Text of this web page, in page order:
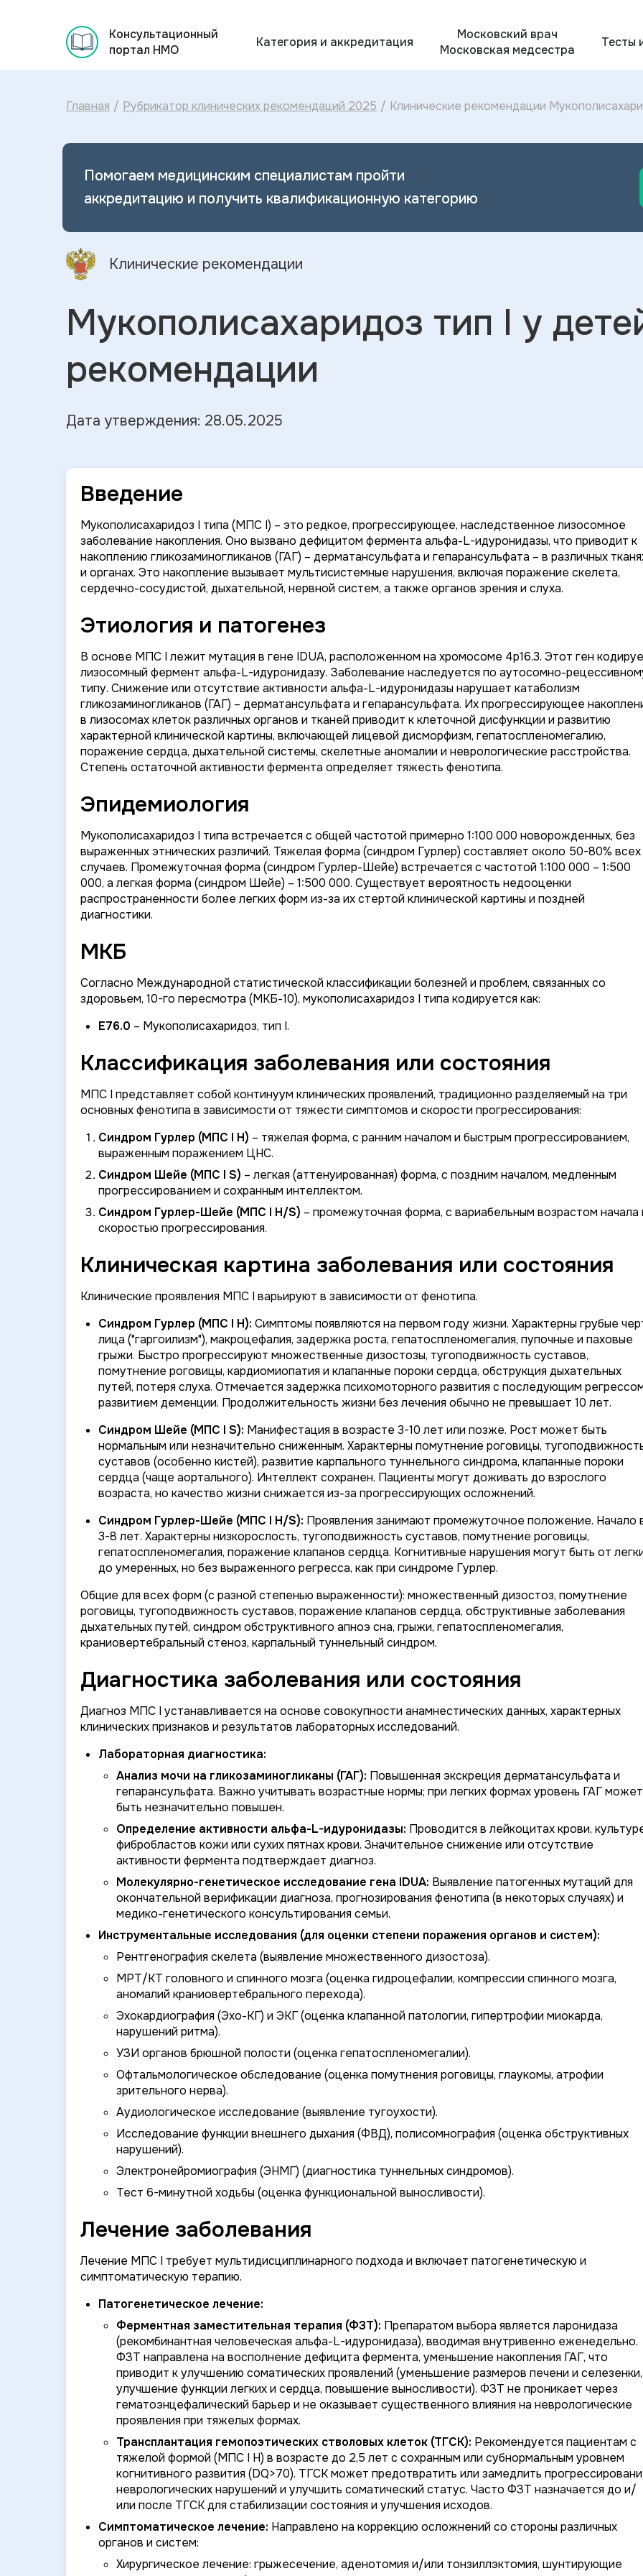
Консультационный
портал НМО
Категория и аккредитация
Московский врач
Московская медсестра
Тесты
Главная / Рубрикатор клинических рекомендаций 2025 / Клинические рекомендации
Помогаем медицинским специалистам пройти
аккредитацию и получить квалификационную категорию
Клинические рекомендации
Мукополисахаридоз тип I у
рекомендации
Дата утверждения: 28.05.2025
Введение
Мукополисахаридоз I типа (МПС I) – это редкое, прогрессирующее, наследственное лизосомное
заболевание накопления. Оно вызвано дефицитом фермента альфа-L-идуронидазы, что приводит к
накоплению гликозаминогликанов (ГАГ) – дерматансульфата и гепарансульфата – в различных
и органах. Это накопление вызывает мультисистемные нарушения, включая поражение скелета,
сердечно-сосудистой, дыхательной, нервной систем, а также органов зрения и слуха.
Этиология и патогенез
В основе МПС I лежит мутация в гене IDUA, расположенном на хромосоме 4p16.3. Этот ген
лизосомный фермент альфа-L-идуронидазу. Заболевание наследуется по аутосомно-
типу. Снижение или отсутствие активности альфа-L-идуронидазы нарушает катаболизм
гликозаминогликанов (ГАГ) – дерматансульфата и гепарансульфата. Их прогрессирующее
в лизосомах клеток различных органов и тканей приводит к клеточной дисфункции и развитию
характерной клинической картины, включающей лицевой дисморфизм, гепатоспленомегалию,
поражение сердца, дыхательной системы, скелетные аномалии и неврологические расстройства.
Степень остаточной активности фермента определяет тяжесть фенотипа.
Эпидемиология
Мукополисахаридоз I типа встречается с общей частотой примерно 1:100 000 новорожденных, без
выраженных этнических различий. Тяжелая форма (синдром Гурлер) составляет около 50-80% всех
случаев. Промежуточная форма (синдром Гурлер-Шейе) встречается с частотой 1:100 000 – 1:500
000, а легкая форма (синдром Шейе) – 1:500 000. Существует вероятность недооценки
распространенности более легких форм из-за их стертой клинической картины и поздней
диагностики.
МКБ
Согласно Международной статистической классификации болезней и проблем, связанных со
здоровьем, 10-го пересмотра (МКБ-10), мукополисахаридоз I типа кодируется как:
E76.0 – Мукополисахаридоз, тип I.
Классификация заболевания или состояния
МПС I представляет собой континуум клинических проявлений, традиционно разделяемый на три
основных фенотипа в зависимости от тяжести симптомов и скорости прогрессирования:
Синдром Гурлер (МПС I H) – тяжелая форма, с ранним началом и быстрым прогрессированием,
выраженным поражением ЦНС.
Синдром Шейе (МПС I S) – легкая (аттенуированная) форма, с поздним началом, медленным
прогрессированием и сохранным интеллектом.
Синдром Гурлер-Шейе (МПС I H/S) – промежуточная форма, с вариабельным возрастом начала
скоростью прогрессирования.
Клиническая картина заболевания или состояния
Клинические проявления МПС I варьируют в зависимости от фенотипа.
Синдром Гурлер (МПС I H): Симптомы появляются на первом году жизни. Характерны грубые
лица ("гаргоилизм"), макроцефалия, задержка роста, гепатоспленомегалия, пупочные и паховые
грыжи. Быстро прогрессируют множественные дизостозы, тугоподвижность суставов,
помутнение роговицы, кардиомиопатия и клапанные пороки сердца, обструкция дыхательных
путей, потеря слуха. Отмечается задержка психомоторного развития с последующим
развитием деменции. Продолжительность жизни без лечения обычно не превышает 10 лет.
Синдром Шейе (МПС I S): Манифестация в возрасте 3-10 лет или позже. Рост может быть
нормальным или незначительно сниженным. Характерны помутнение роговицы,
суставов (особенно кистей), развитие карпального туннельного синдрома, клапанные пороки
сердца (чаще аортального). Интеллект сохранен. Пациенты могут доживать до взрослого
возраста, но качество жизни снижается из-за прогрессирующих осложнений.
Синдром Гурлер-Шейе (МПС I H/S): Проявления занимают промежуточное положение. Начало
3-8 лет. Характерны низкорослость, тугоподвижность суставов, помутнение роговицы,
гепатоспленомегалия, поражение клапанов сердца. Когнитивные нарушения могут быть от
до умеренных, но без выраженного регресса, как при синдроме Гурлер.
Общие для всех форм (с разной степенью выраженности): множественный дизостоз, помутнение
роговицы, тугоподвижность суставов, поражение клапанов сердца, обструктивные заболевания
дыхательных путей, синдром обструктивного апноэ сна, грыжи, гепатоспленомегалия,
краниовертебральный стеноз, карпальный туннельный синдром.
Диагностика заболевания или состояния
Диагноз МПС I устанавливается на основе совокупности анамнестических данных, характерных
клинических признаков и результатов лабораторных исследований.
Лабораторная диагностика:
Анализ мочи на гликозаминогликаны (ГАГ): Повышенная экскреция дерматансульфата и
гепарансульфата. Важно учитывать возрастные нормы; при легких формах уровень ГАГ может
быть незначительно повышен.
Определение активности альфа-L-идуронидазы: Проводится в лейкоцитах крови,
фибробластов кожи или сухих пятнах крови. Значительное снижение или отсутствие
активности фермента подтверждает диагноз.
Молекулярно-генетическое исследование гена IDUA: Выявление патогенных мутаций для
окончательной верификации диагноза, прогнозирования фенотипа (в некоторых случаях) и
медико-генетического консультирования семьи.
Инструментальные исследования (для оценки степени поражения органов и систем):
Рентгенография скелета (выявление множественного дизостоза).
МРТ/КТ головного и спинного мозга (оценка гидроцефалии, компрессии спинного мозга,
аномалий краниовертебрального перехода).
Эхокардиография (Эхо-КГ) и ЭКГ (оценка клапанной патологии, гипертрофии миокарда,
нарушений ритма).
УЗИ органов брюшной полости (оценка гепатоспленомегалии).
Офтальмологическое обследование (оценка помутнения роговицы, глаукомы, атрофии
зрительного нерва).
Аудиологическое исследование (выявление тугоухости).
Исследование функции внешнего дыхания (ФВД), полисомнография (оценка обструктивных
нарушений).
Электронейромиография (ЭНМГ) (диагностика туннельных синдромов).
Тест 6-минутной ходьбы (оценка функциональной выносливости).
Лечение заболевания
Лечение МПС I требует мультидисциплинарного подхода и включает патогенетическую и
симптоматическую терапию.
Патогенетическое лечение:
Ферментная заместительная терапия (ФЗТ): Препаратом выбора является ларонидаза
(рекомбинантная человеческая альфа-L-идуронидаза), вводимая внутривенно еженедельно.
ФЗТ направлена на восполнение дефицита фермента, уменьшение накопления ГАГ, что
приводит к улучшению соматических проявлений (уменьшение размеров печени и селезенки,
улучшение функции легких и сердца, повышение выносливости). ФЗТ не проникает через
гематоэнцефалический барьер и не оказывает существенного влияния на неврологические
проявления при тяжелых формах.
Трансплантация гемопоэтических стволовых клеток (ТГСК): Рекомендуется пациентам с
тяжелой формой (МПС I H) в возрасте до 2,5 лет с сохранным или субнормальным уровнем
когнитивного развития (DQ>70). ТГСК может предотвратить или замедлить
неврологических нарушений и улучшить соматический статус. Часто ФЗТ назначается до и/
или после ТГСК для стабилизации состояния и улучшения исходов.
Симптоматическое лечение: Направлено на коррекцию осложнений со стороны различных
органов и систем:
Хирургическое лечение: грыжесечение, аденотомия и/или тонзиллэктомия, шунтирующие